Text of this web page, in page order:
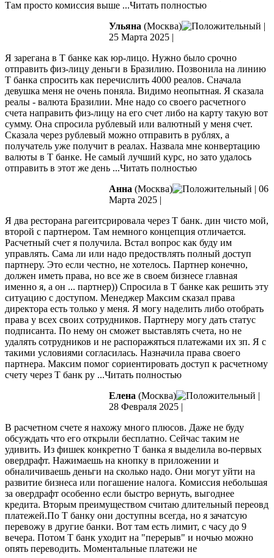
Там просто комиссия выше ...Читать полностью
Ульяна (Москва)
|
25 Марта 2025 |
Я зарегана в Т банке как юр-лицо. Нужно было срочно
отправить физ-лицу деньги в Бразилию. Позвонила на линию
Т банка спросить как перечислить 4000 реалов. Сначала
девушка меня не очень поняла. Видимо неопытная. Я сказала
реалы - валюта Бразилии. Мне надо со своего расчетного
счета направить физ-лицу на его счет либо на карту такую вот
сумму. Она спросила рублевый или валютный у меня счет.
Сказала через рублевый можно отправить в рублях, а
получатель уже получит в реалах. Назвала мне конвертацию
валюты в Т банке. Не самый лучший курс, но зато удалось
отправить в этот же день ...Читать полностью
Анна (Москва) | 06
Марта 2025 |
Я два ресторана рагеитсрировала через Т банк. дин чисто мой,
второй с партнером. Там немного концепция отличается.
Расчетный счет я получила. Встал вопрос как буду им
управлять. Сама ли или надо предоствлять полный доступ
партнеру. Это если честно, не хотелось. Партнер конечно,
должен иметь права, но все же в своем бизнесе главная
именно я, а он ... партнер)) Спросила в Т банке как решить эту
ситуацию с доступом. Менеджер Максим сказал права
директора есть только у меня. Я могу наделить либо отобрать
права у всех своих сотрудников. Партнеру могу дать статус
подписанта. По нему он сможет выставлять счета, но не
удалять сотрудников и не распоражяться платежами их зп. Я с
такими условиями согласилась. Назначила права своего
партнера. Максим помог сориентировать доступ к расчетному
счету через Т банк ру ...Читать полностью
Елена (Москва)
|
28 Февраля 2025 |
В расчетном счете я нахожу много плюсов. Даже не буду
обсуждать что его открыли бесплатно. Сейчас таким не
удивить. Из фишек конкретно Т банка я выделила во-первых
овердрафт. Нажимаешь на кнопку в приложении и
обналичиваешь деньги на сколько надо. Они могут уйти на
развитие бизнеса или погашение налога. Комиссия небольшая
за овердрафт особенно если быстро вернуть, выгоднее
кредита. Вторым преимуществом считаю длительный переовд
платежей.По Т банку они доступны всегда, но я зачатсую
перевожу в другие банки. Вот там есть лимит, с часу до 9
вечера. Потом Т банк уходит на "перерыв" и ночью можно
опять переводить. Моментальные платежи не